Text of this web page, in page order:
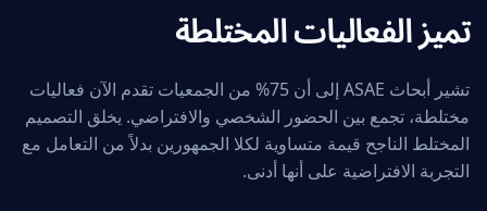
تميز الفعاليات المختلطة
تشير أبحاث ASAE إلى أن 75% من الجمعيات تقدم الآن فعاليات
مختلطة، تجمع بين الحضور الشخصي والافتراضي. يخلق التصميم
المختلط الناجح قيمة متساوية لكلا الجمهورين بدلاً من التعامل مع
التجربة الافتراضية على أنها أدنى.